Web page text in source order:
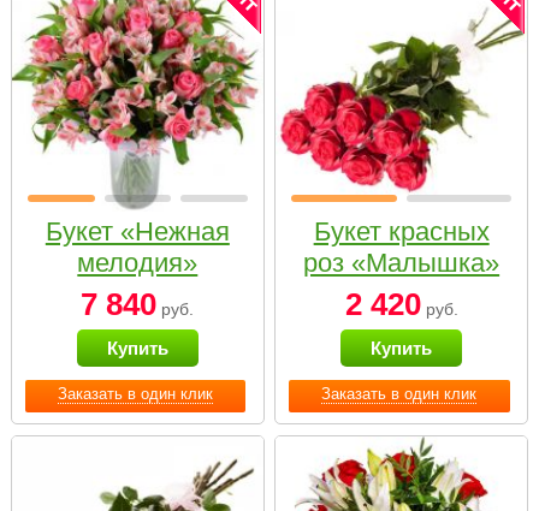
Заказать в один клик
Букет «Нежная
мелодия»
7 840 руб.
Купить
Заказать в один клик
Букет красных
роз «Малышка»
2 420руб.
Купить